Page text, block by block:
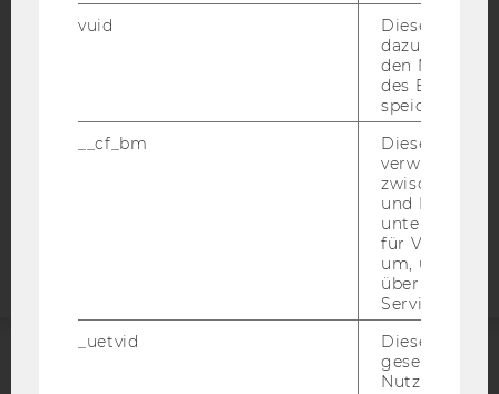
DATENSCHUTZERKLÄRUNG SOCIAL MEDIA
STUDIENBEWERBER*INNEN UND STUDIERENDE
COOKIE EINSTELLUNGEN
Barrierefreiheitserklärung
vuid
Dieser
dazu
den
des
speichern.
__cf_bm
Dieses
verwendet,
zwischen
und Bots zu
für Vimeo
um, um
über die
Service zu
_uetvid
Dieses
gesetzt, um
Nutzung des